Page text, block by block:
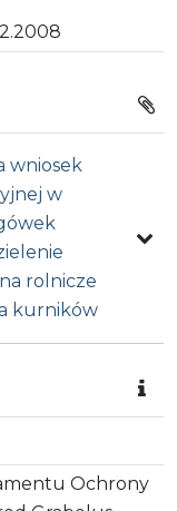
wniosek
w
rolnicze
kurników
Ochrony